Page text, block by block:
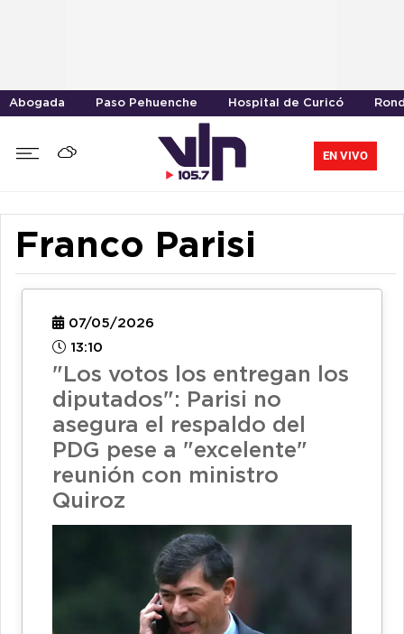
Abogada Paso Pehuenche Hospital de Curicó
EN VIVO
Franco Parisi
07/05/2026
13:10
"Los votos los entregan los
diputados": Parisi no
asegura el respaldo del
PDG pese a "excelente"
reunión con ministro
Quiroz